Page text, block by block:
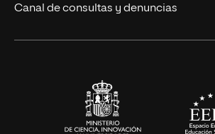
Canal de consultas y denuncias